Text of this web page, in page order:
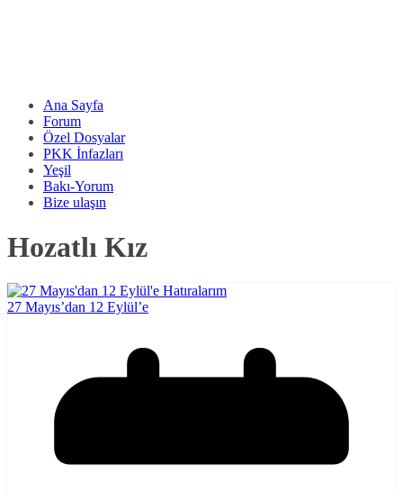
Ana Sayfa
Forum
Özel Dosyalar
PKK İnfazları
Yeşil
Bakı-Yorum
Bize ulaşın
Hozatlı Kız
27 Mayıs’dan 12 Eylül’e